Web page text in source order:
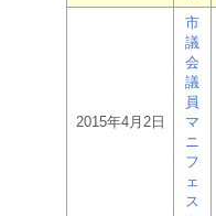
2015年4月2日
市
議
会
議
員
マ
ニ
フ
ェ
ス